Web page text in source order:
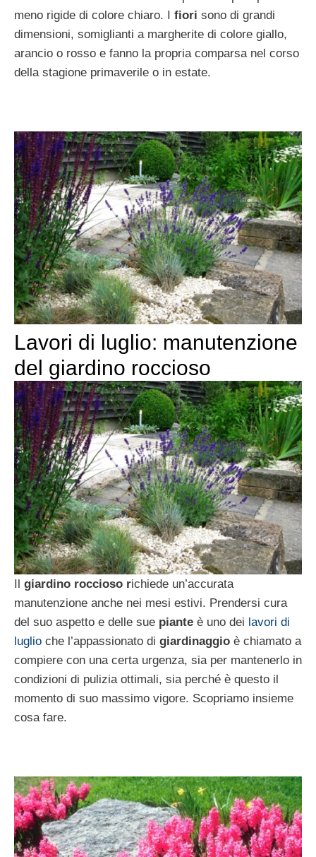
meno rigide di colore chiaro. I fiori sono di grandi
dimensioni, somiglianti a margherite di colore giallo,
arancio o rosso e fanno la propria comparsa nel corso
della stagione primaverile o in estate.
Lavori di luglio: manutenzione
del giardino roccioso
Il giardino roccioso richiede un’accurata
manutenzione anche nei mesi estivi. Prendersi cura
del suo aspetto e delle sue piante è uno dei lavori di
luglio che l’appassionato di giardinaggio è chiamato a
compiere con una certa urgenza, sia per mantenerlo in
condizioni di pulizia ottimali, sia perché è questo il
momento di suo massimo vigore. Scopriamo insieme
cosa fare.